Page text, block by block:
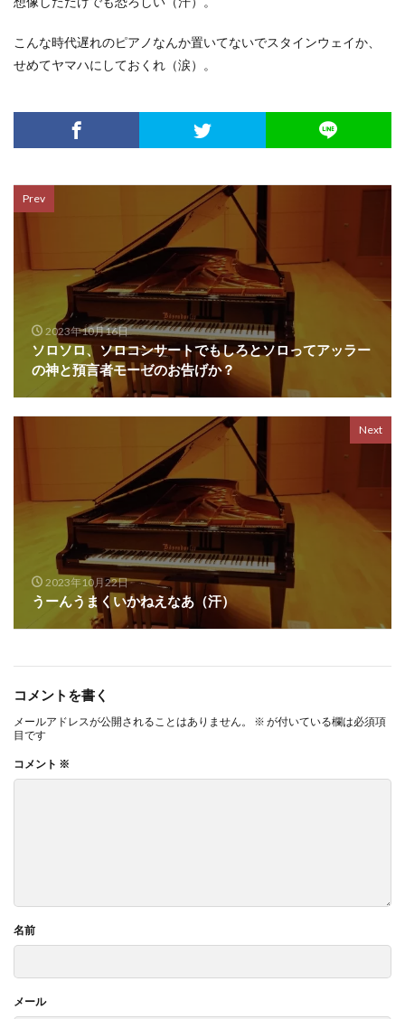
こんな時代遅れのピアノなんか置いてないでスタインウェイか、
せめてヤマハにしておくれ（涙）。
Prev
2023年10月16日
ソロソロ、ソロコンサートでもしろとソロってアッラー
の神と預言者モーゼのお告げか？
Next
2023年10月22日
うーんうまくいかねえなあ（汗）
コメントを書く
メールアドレスが公開されることはありません。 ※ が付いている欄は必須項
目です
コメント ※
名前
メール